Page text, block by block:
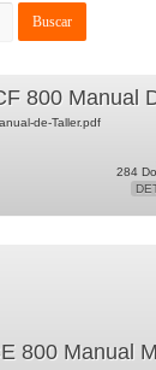
800 Manual
de-Taller.pdf
284
800 Manual